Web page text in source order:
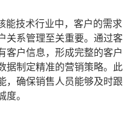
能技术行业中，客户的需求
关系管理至关重要。通过客
客户信息，形成完整的客户
据制定精准的营销策略。此
，确保销售人员能够及时跟
。